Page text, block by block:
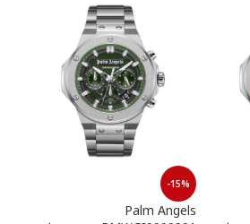
-15%
Palm Angels